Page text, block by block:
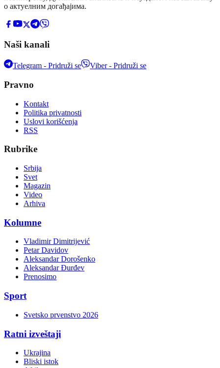
о актуелним догађајима.
Naši kanali
Telegram - Pridruži se Viber - Pridruži se
Pravno
Kontakt
Politika privatnosti
Uslovi korišćenja
RSS
Rubrike
Srbija
Svet
Magazin
Video
Arhiva
Kolumne
Vladimir Dimitrijević
Petar Davidov
Aleksandar Dorošenko
Aleksandar Đurđev
Prenosimo
Sport
Svetsko prvenstvo 2026
Ratni izveštaji
Ukrajina
Bliski istok